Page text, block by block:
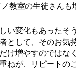
ノ教室の生徒さんも
い変化もあったそ
として、そのお気
け増やすのではな
ねが、リピートの